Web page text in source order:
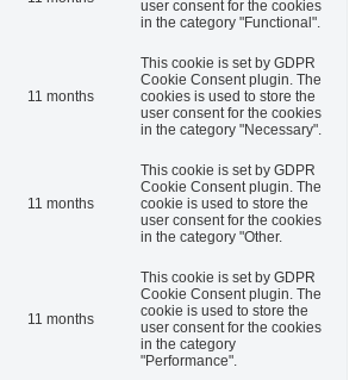
user consent for the cookies
in the category "Functional".
11 months
This cookie is set by GDPR
Cookie Consent plugin. The
cookies is used to store the
user consent for the cookies
in the category "Necessary".
11 months
This cookie is set by GDPR
Cookie Consent plugin. The
cookie is used to store the
user consent for the cookies
in the category "Other.
11 months
This cookie is set by GDPR
Cookie Consent plugin. The
cookie is used to store the
user consent for the cookies
in the category
"Performance".